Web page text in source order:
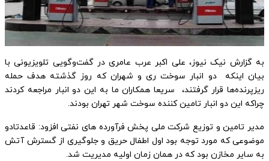
به گزارش نیک نیوز، علی اکبر عرب عامری در گفت‌وگویی تلویزیونی با
بیان اینکه دو انبار سوخت ری و شهران که روز گذشته هدف حمله
ریزپرنده‌ها قرار گرفتند، سریعا همکاران ما به این دو انبار مراجعه کردند
چراکه این دو انبار تامین کننده سوخت شهر تهران بودند.
مدیر تامین و توزیع شرکت ملی پخش فرآورده های نفتی افزود: قاعدتادو
موضوعی که مورد توجه بود اول اطفال حریق و جلوگیری از گسترش آتش
به سایر مخازن بود که در همان زمان اولیه مدیریت شد.